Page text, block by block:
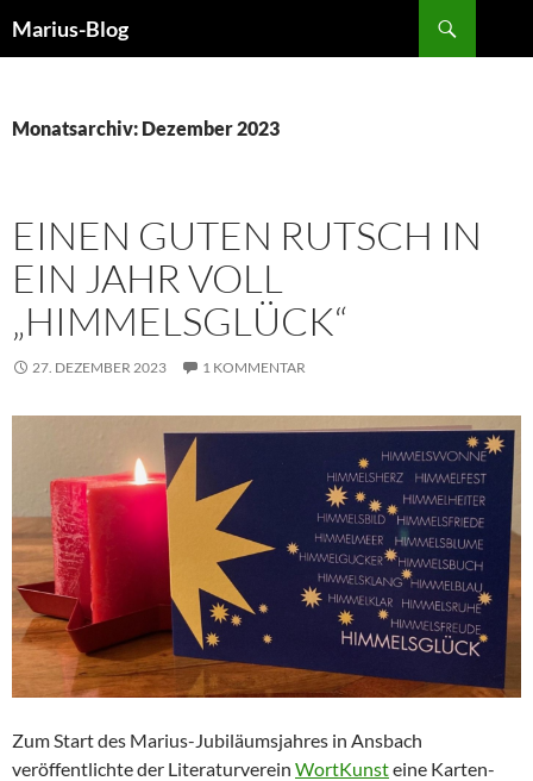
Inhalt
Marius-Blog
Monatsarchiv: Dezember 2023
EINEN GUTEN RUTSCH IN
EIN JAHR VOLL
„HIMMELSGLÜCK“
27. DEZEMBER 2023 1 KOMMENTAR
Zum Start des Marius-Jubiläumsjahres in Ansbach
veröffentlichte der Literaturverein WortKunsteine Karten-